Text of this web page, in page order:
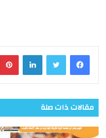
فيسبوك تويتر لينكدإن
مقالات ذات صلة